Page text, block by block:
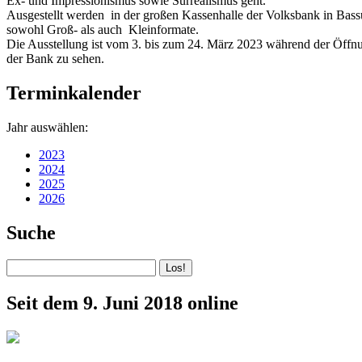
Ausgestellt werden in der großen Kassenhalle der Volksbank in
sowohl Groß- als auch Kleinformate.
Die Ausstellung ist vom 3. bis zum 24. März 2023 während der
der Bank zu sehen.
Terminkalender
Jahr auswählen:
2023
2024
2025
2026
Suche
Seit dem 9. Juni 2018 online